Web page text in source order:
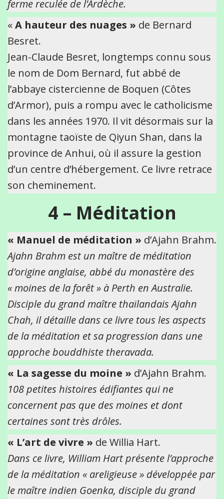
ferme reculée de l’Ardèche.
«A hauteur des nuages » de Bernard
Besret.
Jean-Claude Besret, longtemps connu sous
le nom de Dom Bernard, fut abbé de
l’abbaye cistercienne de Boquen (Côtes
d’Armor), puis a rompu avec le catholicisme
dans les années 1970. Il vit désormais sur la
montagne taoïste de Qiyun Shan, dans la
province de Anhui, où il assure la gestion
d’un centre d’hébergement. Ce livre retrace
son cheminement.
4 – Méditation
« Manuel de méditation » d’Ajahn Brahm.
Ajahn Brahm est un maître de méditation
d’origine anglaise, abbé du monastère des
« moines de la forêt » à Perth en Australie.
Disciple du grand maître thaïlandais Ajahn
Chah, il détaille dans ce livre tous les aspects
de la méditation et sa progression dans une
approche bouddhiste theravada.
« La sagesse du moine » d’Ajahn Brahm.
108 petites histoires édifiantes qui ne
concernent pas que des moines et dont
certaines sont très drôles.
« L’art de vivre » de Willia Hart.
Dans ce livre, William Hart présente l’approche
de la méditation « areligieuse » développée par
le maître indien Goenka, disciple du grand